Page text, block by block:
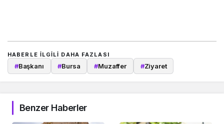
HABERLE ILGILI DAHA FAZLASI
#Başkanı #Bursa #Muzaffer #Ziyaret
Benzer Haberler